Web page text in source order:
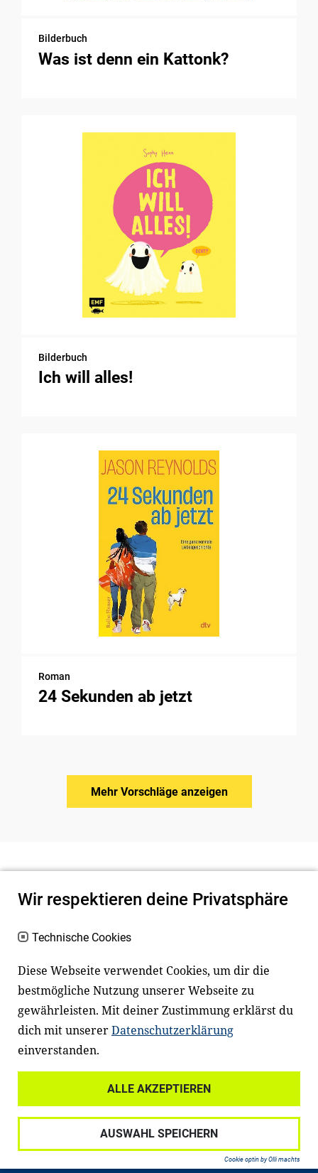
Bilderbuch
Was ist denn ein Kattonk?
Bilderbuch
Ich will alles!
Roman
24 Sekunden ab jetzt
Mehr Vorschläge anzeigen
Newsletter
Facebook LinkedIn
Datenschutz
Haftungsausschluss
Impressum
Wir respektieren deine Privatsphäre
Technische Cookies
Diese Webseite verwendet Cookies, um dir die
bestmögliche Nutzung unserer Webseite zu
gewährleisten. Mit deiner Zustimmung erklärst du
dich mit unsererDatenschutzerklärung
einverstanden.
ALLE AKZEPTIEREN
AUSWAHL SPEICHERN
Cookie optin by Olli machts